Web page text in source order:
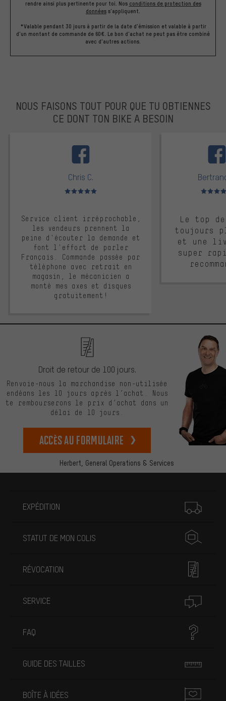
rendre ainsi plus pertinente pour toi. Nos conditions de protection des
données s'appliquent.
*Valable pendant 30 jours à partir de la date d'émission et valable à partir
d'un montant de commande de 60€. Le bon d'achat ne peut pas être combiné
avec d'autres actions.
NOUS FAISONS TOUT POUR QUE TU OBTIENNES
CE DONT TON BIKE A BESOIN
Chris C.
Note moyenne : 5 sur 5
Service client irréprochable,
les vendeurs prennent la
peine d'écouter la demande et
font l'effort de parler
Français. Commande passée par
téléphone avec retrait en
magasin, le mécanicien a
monté mes axes et disques
gratuitement!
Note
Le top
toujours
et une
super
Herbert, General Operations & Services
Droit de retour de 100 jours.
Renvoie-nous la marchandise non-utilisée
endéans les 10 jours après l’achat. Nous
te rembourserons le prix d’achat dans un
délai de 10 jours.
Accès au formulaire
EXPÉDITION
STATUT DE MON COLIS
RÉVOCATION
SERVICE
FAQ
GUIDE DES TAILLES
BOÎTE À IDÉES